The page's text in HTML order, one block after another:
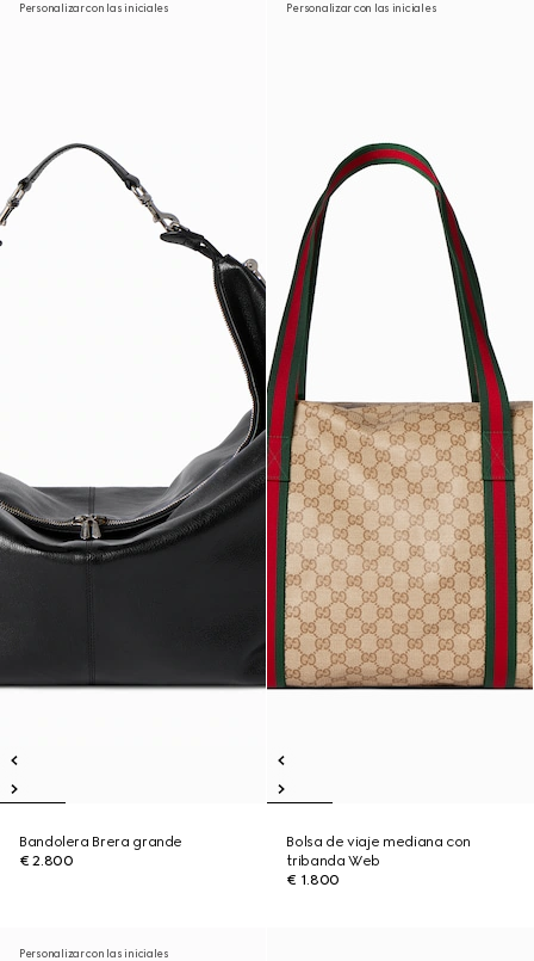
Personalizar con las iniciales
Bandolera Brera grande
€ 2.800
Personalizar con las iniciales
Bolsa de viaje mediana con
tribanda Web
€ 1.800
Personalizar con las iniciales